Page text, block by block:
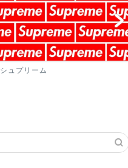
シュプリーム